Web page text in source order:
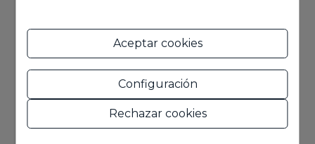
Moravit - Cap Blanc es una zona residencial muy
bien situada de Moraira, conocida por su
cercanía al mar, su buena conexión con servicios
y su ambiente tranquilo.
¿Hay apartamentos en Moravit, Moraira?
Aceptar cookies
Configuración
Rechazar cookies